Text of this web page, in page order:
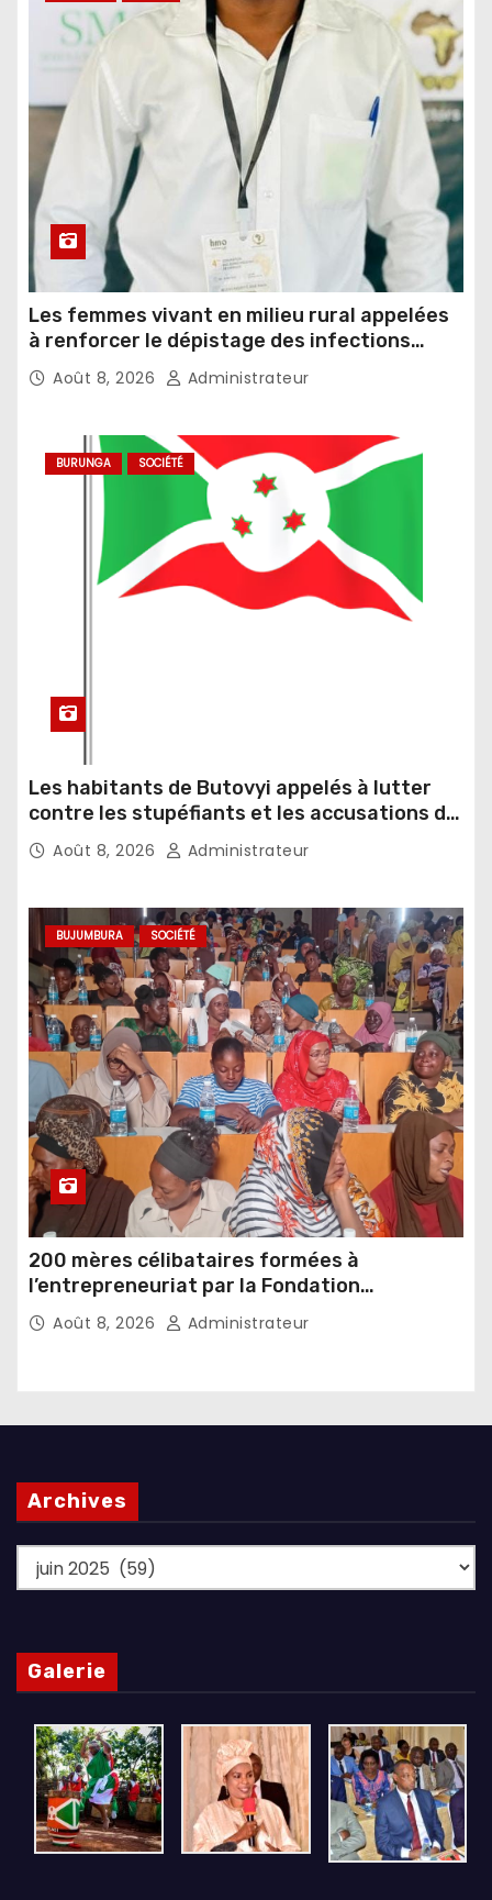
Les femmes vivant en milieu rural appelées
à renforcer le dépistage des infections
sexuellement transmissibles
Août 8, 2026 Administrateur
BURUNGA SOCIÉTÉ
Les habitants de Butovyi appelés à lutter
contre les stupéfiants et les accusations de
sorcellerie
Août 8, 2026 Administrateur
BUJUMBURA SOCIÉTÉ
200 mères célibataires formées à
l’entrepreneuriat par la Fondation
Umugiraneza et l’OPDD
Août 8, 2026 Administrateur
Archives
Archives
Galerie